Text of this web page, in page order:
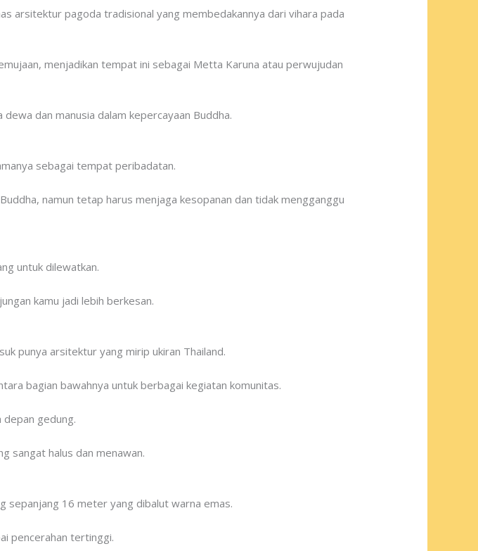
arsitektur pagoda tradisional yang membedakannya dari vihara pada
menjadikan tempat ini sebagai Metta Karuna atau perwujudan
dan manusia dalam kepercayaan Buddha.
sebagai tempat peribadatan.
namun tetap harus menjaga kesopanan dan tidak mengganggu
untuk dilewatkan.
kamu jadi lebih berkesan.
punya arsitektur yang mirip ukiran Thailand.
bagian bawahnya untuk berbagai kegiatan komunitas.
depan gedung.
sangat halus dan menawan.
sepanjang 16 meter yang dibalut warna emas.
pencerahan tertinggi.